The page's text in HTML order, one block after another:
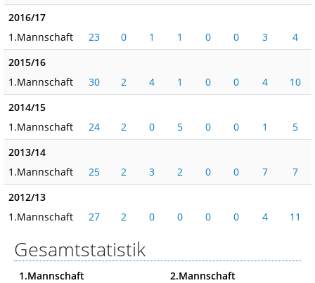
2016/17
1.Mannschaft
23 0 1 1 0 0 3
4
2015/16
1.Mannschaft
30 2 4 1 0 0 4
10
2014/15
1.Mannschaft
24 2 0 5 0 0 1
5
2013/14
1.Mannschaft
25 2 3 2 0 0 7
7
2012/13
1.Mannschaft
27 2 0 0 0 0 4 11
Gesamtstatistik
1.Mannschaft
2.Mannschaft